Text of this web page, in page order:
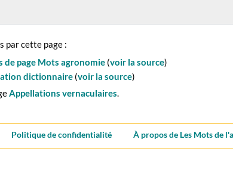
par cette page :
de page Mots agronomie(voir la source)
dictionnaire(voir la source)
Appellations vernaculaires.
Politique de confidentialité À propos de Les Mots de